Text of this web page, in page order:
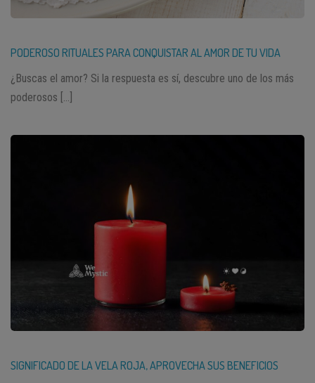
PODEROSO RITUALES PARA CONQUISTAR AL AMOR DE TU VIDA
¿Buscas el amor? Si la respuesta es sí, descubre uno de los más
poderosos […]
SIGNIFICADO DE LA VELA ROJA, APROVECHA SUS BENEFICIOS